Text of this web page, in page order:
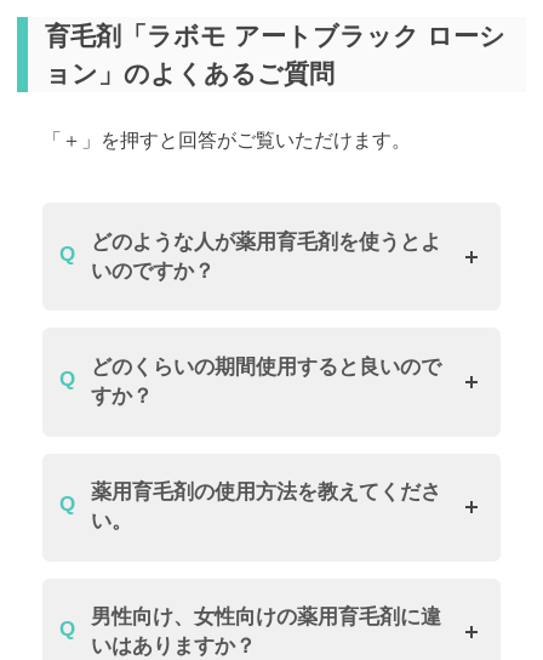
育毛剤「ラボモ アートブラック ローシ
ョン」のよくあるご質問
「＋」を押すと回答がご覧いただけます。
どのような人が薬用育毛剤を使うとよ
いのですか？
どのくらいの期間使用すると良いので
すか？
薬用育毛剤の使用方法を教えてくださ
い。
男性向け、女性向けの薬用育毛剤に違
いはありますか？